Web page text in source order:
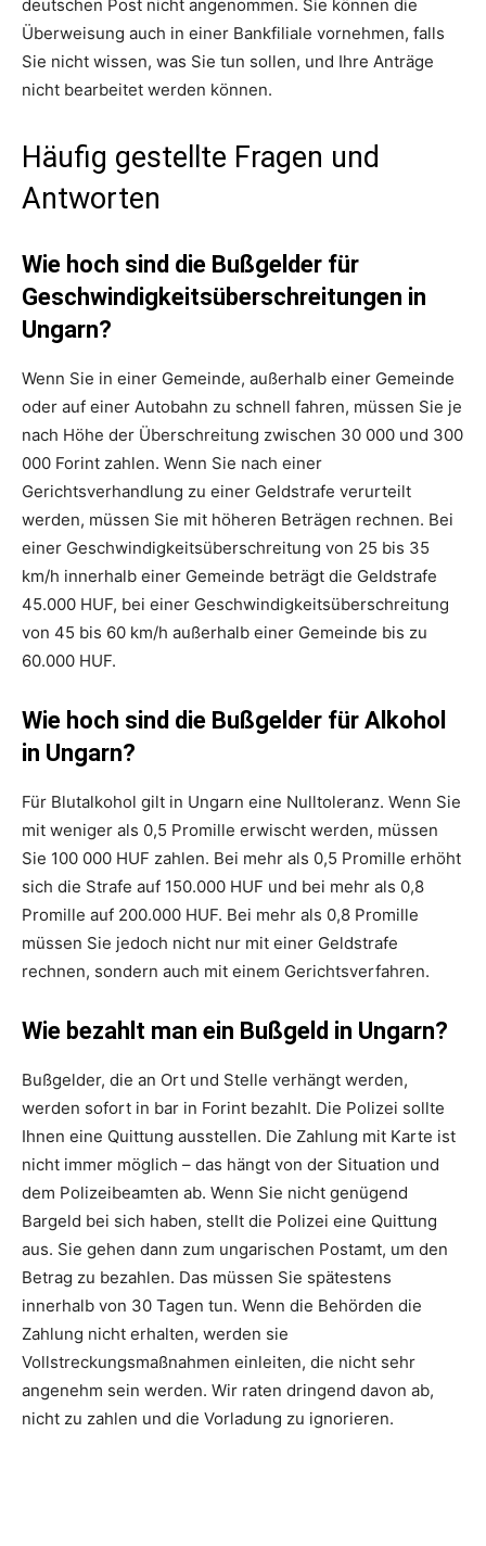
deutschen Post nicht angenommen. Sie können die
Überweisung auch in einer Bankfiliale vornehmen, falls
Sie nicht wissen, was Sie tun sollen, und Ihre Anträge
nicht bearbeitet werden können.
Häufig gestellte Fragen und
Antworten
Wie hoch sind die Bußgelder für
Geschwindigkeitsüberschreitungen in
Ungarn?
Wenn Sie in einer Gemeinde, außerhalb einer Gemeinde
oder auf einer Autobahn zu schnell fahren, müssen Sie je
nach Höhe der Überschreitung zwischen 30 000 und 300
000 Forint zahlen. Wenn Sie nach einer
Gerichtsverhandlung zu einer Geldstrafe verurteilt
werden, müssen Sie mit höheren Beträgen rechnen. Bei
einer Geschwindigkeitsüberschreitung von 25 bis 35
km/h innerhalb einer Gemeinde beträgt die Geldstrafe
45.000 HUF, bei einer Geschwindigkeitsüberschreitung
von 45 bis 60 km/h außerhalb einer Gemeinde bis zu
60.000 HUF.
Wie hoch sind die Bußgelder für Alkohol
in Ungarn?
Für Blutalkohol gilt in Ungarn eine Nulltoleranz. Wenn Sie
mit weniger als 0,5 Promille erwischt werden, müssen
Sie 100 000 HUF zahlen. Bei mehr als 0,5 Promille erhöht
sich die Strafe auf 150.000 HUF und bei mehr als 0,8
Promille auf 200.000 HUF. Bei mehr als 0,8 Promille
müssen Sie jedoch nicht nur mit einer Geldstrafe
rechnen, sondern auch mit einem Gerichtsverfahren.
Wie bezahlt man ein Bußgeld in Ungarn?
Bußgelder, die an Ort und Stelle verhängt werden,
werden sofort in bar in Forint bezahlt. Die Polizei sollte
Ihnen eine Quittung ausstellen. Die Zahlung mit Karte ist
nicht immer möglich – das hängt von der Situation und
dem Polizeibeamten ab. Wenn Sie nicht genügend
Bargeld bei sich haben, stellt die Polizei eine Quittung
aus. Sie gehen dann zum ungarischen Postamt, um den
Betrag zu bezahlen. Das müssen Sie spätestens
innerhalb von 30 Tagen tun. Wenn die Behörden die
Zahlung nicht erhalten, werden sie
Vollstreckungsmaßnahmen einleiten, die nicht sehr
angenehm sein werden. Wir raten dringend davon ab,
nicht zu zahlen und die Vorladung zu ignorieren.